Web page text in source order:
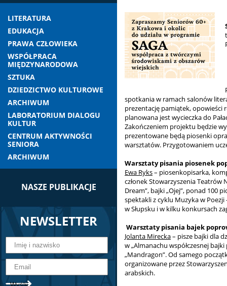
LITERATURA
EDUKACJA
PRAWA CZŁOWIEKA
WSPÓŁPRACA
MIĘDZYNARODOWA
SZTUKA
DZIEDZICTWO KULTUROWE
ARCHIWUM
LABORATORIUM DIALOGU
KULTUR
CENTRUM AKTYWNOŚCI
SENIORA
ARCHIWUM
NASZE PUBLIKACJE
NEWSLETTER
spotkania w ramach salonów
prezentację pamiątek, opowieści
planowana jest wycieczka do
Zakończeniem projektu będzie
prezentowane będą piosenki
warsztatów. Przygotowaniem
Warsztaty pisania piosenek
Ewa Ryks– piosenkopisarka,
członek Stowarzyszenia Teatrów
Dream”, bajki „Ojej”, ponad 100
spektakli z cyklu Muzyka w
w Słupsku i w kilku konkursach
Warsztaty pisania bajek
Jolanta Mirecka– pisze bajki dla
w „Almanachu współczesnej
„Mandragon”. Od samego
organizowane przez
arabskich.